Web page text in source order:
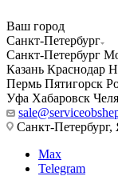
Ваш город
Санкт-Петербург
Санкт-Петербург
Казань Краснодар
Пермь Пятигорск
Уфа Хабаровск
Санкт-Петербург,
Max
Telegram